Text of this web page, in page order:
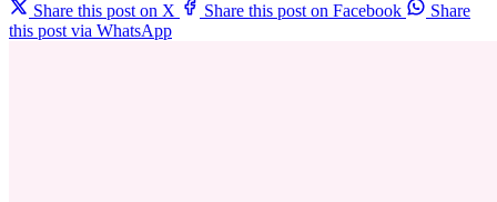
Share this post on X
Share this post on Facebook
Share
this post via WhatsApp